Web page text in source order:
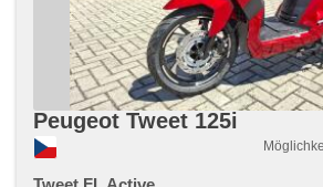
Peugeot Tweet 125i